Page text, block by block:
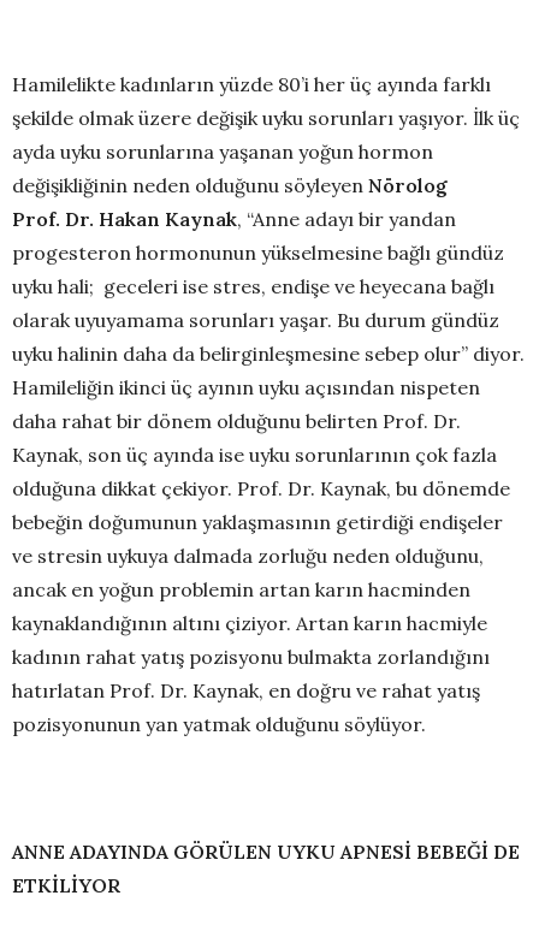
Hamilelikte kadınların yüzde 80’i her üç ayında farklı
şekilde olmak üzere değişik uyku sorunları yaşıyor. İlk üç
ayda uyku sorunlarına yaşanan yoğun hormon
değişikliğinin neden olduğunu söyleyen Nörolog
Prof. Dr. Hakan Kaynak, “Anne adayı bir yandan
progesteron hormonunun yükselmesine bağlı gündüz
uyku hali; geceleri ise stres, endişe ve heyecana bağlı
olarak uyuyamama sorunları yaşar. Bu durum gündüz
uyku halinin daha da belirginleşmesine sebep olur” diyor.
Hamileliğin ikinci üç ayının uyku açısından nispeten
daha rahat bir dönem olduğunu belirten Prof. Dr.
Kaynak, son üç ayında ise uyku sorunlarının çok fazla
olduğuna dikkat çekiyor. Prof. Dr. Kaynak, bu dönemde
bebeğin doğumunun yaklaşmasının getirdiği endişeler
ve stresin uykuya dalmada zorluğu neden olduğunu,
ancak en yoğun problemin artan karın hacminden
kaynaklandığının altını çiziyor. Artan karın hacmiyle
kadının rahat yatış pozisyonu bulmakta zorlandığını
hatırlatan Prof. Dr. Kaynak, en doğru ve rahat yatış
pozisyonunun yan yatmak olduğunu söylüyor.
ANNE ADAYINDA GÖRÜLEN UYKU APNESİ BEBEĞİ DE
ETKİLİYOR